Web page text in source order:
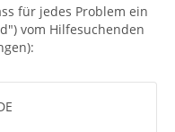
für jedes Problem ein
vom Hilfesuchenden